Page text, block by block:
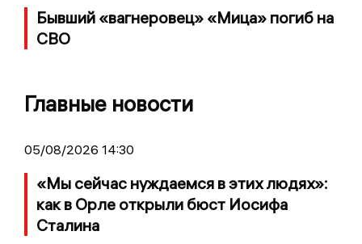
Бывший «вагнеровец» «Мица» погиб на
СВО
Главные новости
05/08/2026 14:30
«Мы сейчас нуждаемся в этих людях»:
как в Орле открыли бюст Иосифа
Сталина